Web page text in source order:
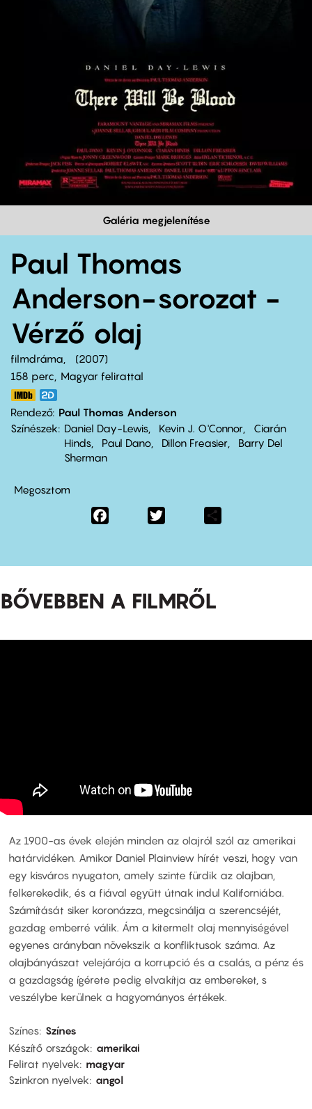
Galéria megjelenítése
Paul Thomas
Anderson-sorozat -
Vérző olaj
filmdráma
2007
158 perc,
Magyar felirattal
Rendező Paul Thomas Anderson
Színészek
Daniel Day-Lewis Kevin J. O'Connor
Ciarán
Hinds
Paul Dano Dillon Freasier
Barry Del
Sherman
Megosztom
Facebook
BŐVEBBEN A FILMRŐL
Az 1900-as évek elején minden az olajról szól az amerikai
határvidéken. Amikor Daniel Plainview hírét veszi, hogy van
egy kisváros nyugaton, amely szinte fürdik az olajban,
felkerekedik, és a fiával együtt útnak indul Kaliforniába.
Számítását siker koronázza, megcsinálja a szerencséjét,
gazdag emberré válik. Ám a kitermelt olaj mennyiségével
egyenes arányban növekszik a konfliktusok száma. Az
olajbányászat velejárója a korrupció és a csalás, a pénz és
a gazdagság ígérete pedig elvakítja az embereket, s
veszélybe kerülnek a hagyományos értékek.
Színes Színes
Készítő országok
amerikai
Felirat nyelvek
magyar
Szinkron nyelvek
angol